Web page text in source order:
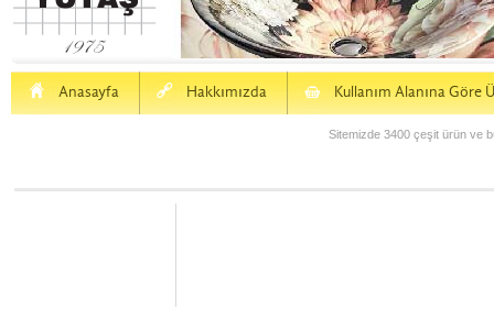
Anasayfa
H Hakkımızda
a Kullanım Alanına Göre
S
Sitemizde 3400 çeşit ürün ve